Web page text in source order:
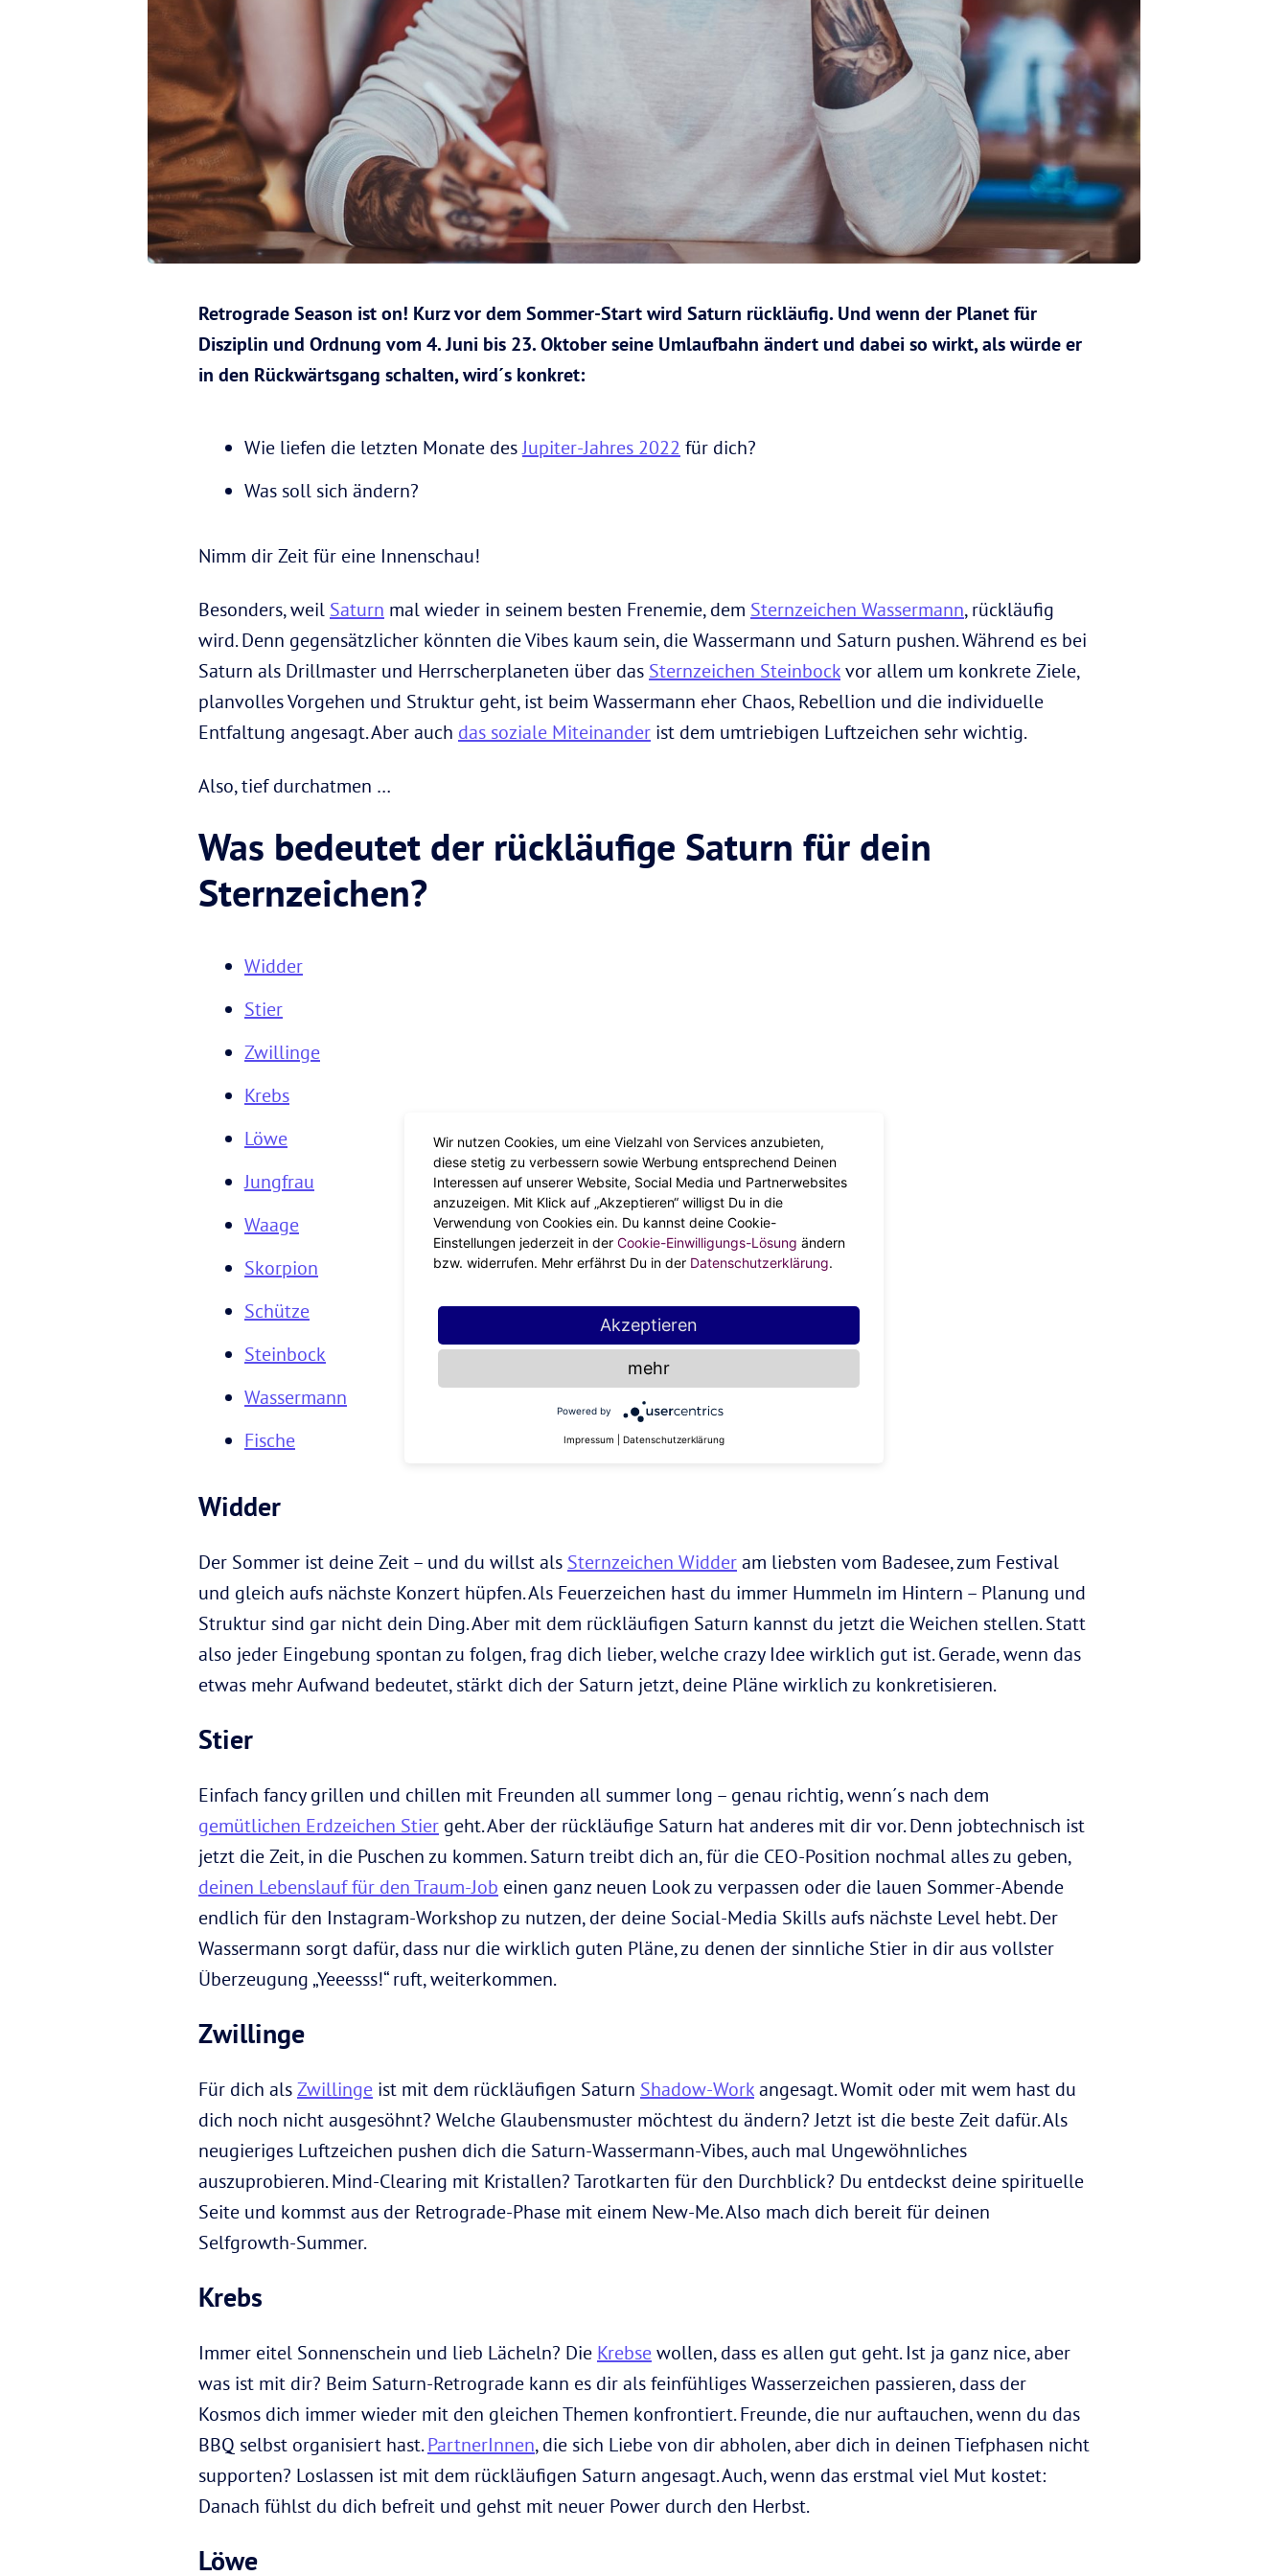
Retrograde Season ist on! Kurz vor dem Sommer-Start wird Saturn rückläufig. Und wenn der Planet für
Disziplin und Ordnung vom 4. Juni bis 23. Oktober seine Umlaufbahn ändert und dabei so wirkt, als würde er
in den Rückwärtsgang schalten, wird´s konkret:
Wie liefen die letzten Monate des Jupiter-Jahres 2022 für dich?
Was soll sich ändern?
Nimm dir Zeit für eine Innenschau!
Besonders, weil Saturn mal wieder in seinem besten Frenemie, dem Sternzeichen Wassermann, rückläufig
wird. Denn gegensätzlicher könnten die Vibes kaum sein, die Wassermann und Saturn pushen. Während es bei
Saturn als Drillmaster und Herrscherplaneten über das Sternzeichen Steinbock vor allem um konkrete Ziele,
planvolles Vorgehen und Struktur geht, ist beim Wassermann eher Chaos, Rebellion und die individuelle
Entfaltung angesagt. Aber auch das soziale Miteinander ist dem umtriebigen Luftzeichen sehr wichtig.
Also, tief durchatmen …
Was bedeutet der rückläufige Saturn für dein
Sternzeichen?
Widder
Stier
Zwillinge
Krebs
Löwe
Jungfrau
Waage
Skorpion
Schütze
Steinbock
Wassermann
Fische
Widder
Der Sommer ist deine Zeit – und du willst als Sternzeichen Widder am liebsten vom Badesee, zum Festival
und gleich aufs nächste Konzert hüpfen. Als Feuerzeichen hast du immer Hummeln im Hintern – Planung und
Struktur sind gar nicht dein Ding. Aber mit dem rückläufigen Saturn kannst du jetzt die Weichen stellen. Statt
also jeder Eingebung spontan zu folgen, frag dich lieber, welche crazy Idee wirklich gut ist. Gerade, wenn das
etwas mehr Aufwand bedeutet, stärkt dich der Saturn jetzt, deine Pläne wirklich zu konkretisieren.
Stier
Einfach fancy grillen und chillen mit Freunden all summer long – genau richtig, wenn´s nach dem
gemütlichen Erdzeichen Stier geht. Aber der rückläufige Saturn hat anderes mit dir vor. Denn jobtechnisch ist
jetzt die Zeit, in die Puschen zu kommen. Saturn treibt dich an, für die CEO-Position nochmal alles zu geben,
deinen Lebenslauf für den Traum-Job einen ganz neuen Look zu verpassen oder die lauen Sommer-Abende
endlich für den Instagram-Workshop zu nutzen, der deine Social-Media Skills aufs nächste Level hebt. Der
Wassermann sorgt dafür, dass nur die wirklich guten Pläne, zu denen der sinnliche Stier in dir aus vollster
Überzeugung „Yeeesss!“ ruft, weiterkommen.
Zwillinge
Für dich als Zwillinge ist mit dem rückläufigen Saturn Shadow-Work angesagt. Womit oder mit wem hast du
dich noch nicht ausgesöhnt? Welche Glaubensmuster möchtest du ändern? Jetzt ist die beste Zeit dafür. Als
neugieriges Luftzeichen pushen dich die Saturn-Wassermann-Vibes, auch mal Ungewöhnliches
auszuprobieren. Mind-Clearing mit Kristallen? Tarotkarten für den Durchblick? Du entdeckst deine spirituelle
Seite und kommst aus der Retrograde-Phase mit einem New-Me. Also mach dich bereit für deinen
Selfgrowth-Summer.
Krebs
Immer eitel Sonnenschein und lieb Lächeln? Die Krebse wollen, dass es allen gut geht. Ist ja ganz nice, aber
was ist mit dir? Beim Saturn-Retrograde kann es dir als feinfühliges Wasserzeichen passieren, dass der
Kosmos dich immer wieder mit den gleichen Themen konfrontiert. Freunde, die nur auftauchen, wenn du das
BBQ selbst organisiert hast.PartnerInnen, die sich Liebe von dir abholen, aber dich in deinen Tiefphasen nicht
supporten? Loslassen ist mit dem rückläufigen Saturn angesagt. Auch, wenn das erstmal viel Mut kostet:
Danach fühlst du dich befreit und gehst mit neuer Power durch den Herbst.
Löwe
Wir nutzen Cookies, um eine Vielzahl von Services anzubieten,
diese stetig zu verbessern sowie Werbung entsprechend Deinen
Interessen auf unserer Website, Social Media und Partnerwebsites
anzuzeigen. Mit Klick auf „Akzeptieren“ willigst Du in die
Verwendung von Cookies ein. Du kannst deine Cookie-
Einstellungen jederzeit in der Cookie-Einwilligungs-Lösung ändern
bzw. widerrufen. Mehr erfährst Du in der Datenschutzerklärung.
Akzeptieren
mehr
Powered by
Impressum Datenschutzerklärung